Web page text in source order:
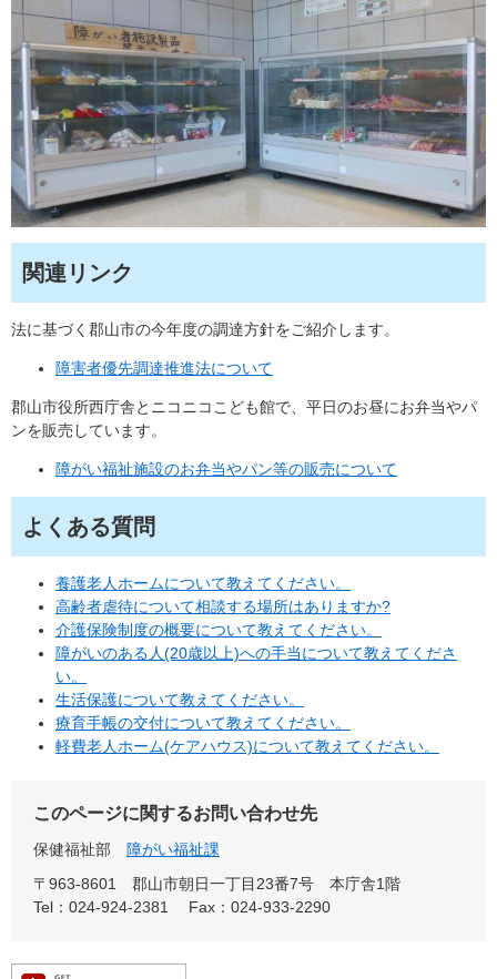
関連リンク
法に基づく郡山市の今年度の調達方針をご紹介します。
障害者優先調達推進法について
郡山市役所西庁舎とニコニコこども館で、平日のお昼にお弁当やパ
ンを販売しています。
障がい福祉施設のお弁当やパン等の販売について
よくある質問
養護老人ホームについて教えてください。
高齢者虐待について相談する場所はありますか?
介護保険制度の概要について教えてください。
障がいのある人(20歳以上)への手当について教えてくださ
い。
生活保護について教えてください。
療育手帳の交付について教えてください。
軽費老人ホーム(ケアハウス)について教えてください。
このページに関するお問い合わせ先
保健福祉部
障がい福祉課
〒963-8601
郡山市朝日一丁目23番7号 本庁舎1階
Tel：024-924-2381
Fax：024-933-2290